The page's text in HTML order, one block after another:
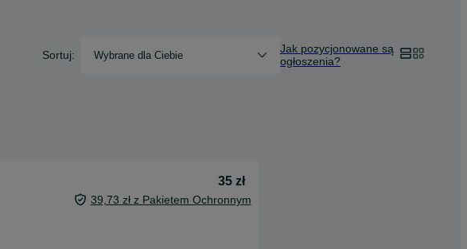
Sortuj: Wybrane dla Ciebie
Jak pozycjonowane są
ogłoszenia?
35 zł
39,73 zł z Pakietem Ochronnym